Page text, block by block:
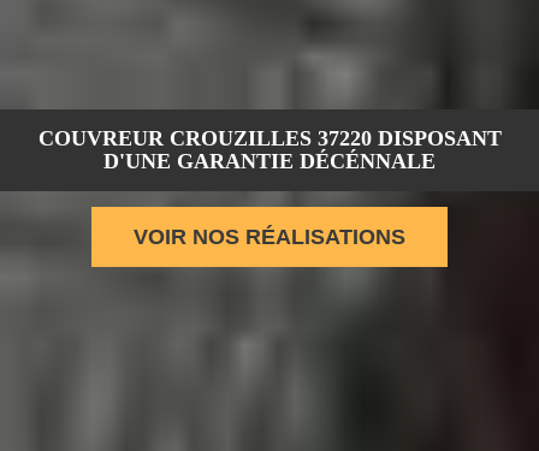
COUVREUR CROUZILLES 37220 DISPOSANT
D'UNE GARANTIE DÉCÉNNALE
VOIR NOS RÉALISATIONS